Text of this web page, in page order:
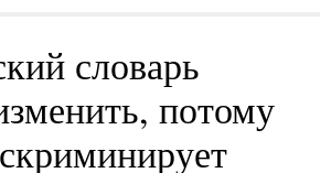
словарь
потому